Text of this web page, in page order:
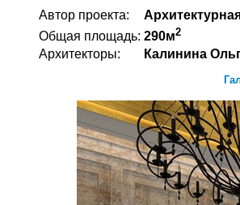
Автор проекта:
Общая площадь: 290м2
Архитекторы: Калинина